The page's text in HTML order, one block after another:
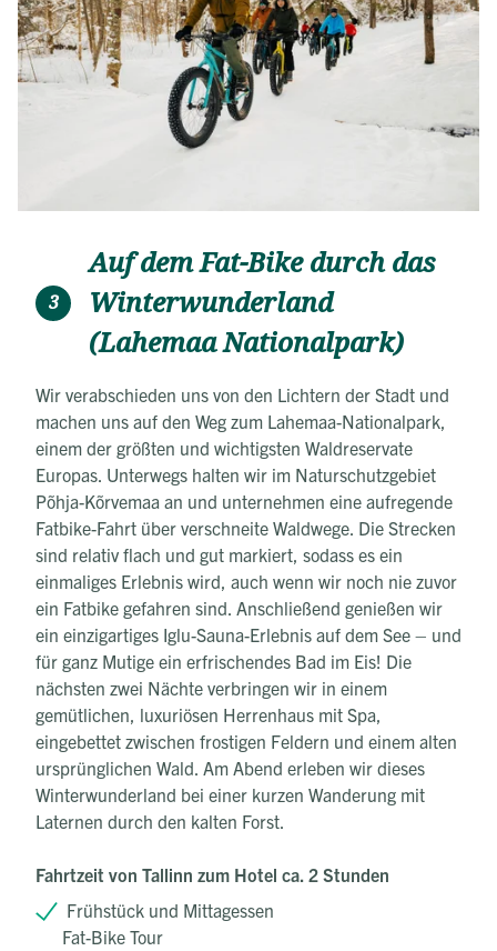
3
Auf dem Fat-Bike durch das
Winterwunderland
(Lahemaa Nationalpark)
Wir verabschieden uns von den Lichtern der Stadt und
machen uns auf den Weg zum Lahemaa-Nationalpark,
einem der größten und wichtigsten Waldreservate
Europas. Unterwegs halten wir im Naturschutzgebiet
Põhja-Kõrvemaa an und unternehmen eine aufregende
Fatbike-Fahrt über verschneite Waldwege. Die Strecken
sind relativ flach und gut markiert, sodass es ein
einmaliges Erlebnis wird, auch wenn wir noch nie zuvor
ein Fatbike gefahren sind. Anschließend genießen wir
ein einzigartiges Iglu-Sauna-Erlebnis auf dem See – und
für ganz Mutige ein erfrischendes Bad im Eis! Die
nächsten zwei Nächte verbringen wir in einem
gemütlichen, luxuriösen Herrenhaus mit Spa,
eingebettet zwischen frostigen Feldern und einem alten
ursprünglichen Wald. Am Abend erleben wir dieses
Winterwunderland bei einer kurzen Wanderung mit
Laternen durch den kalten Forst.
Fahrtzeit von Tallinn zum Hotel ca. 2 Stunden
Frühstück und Mittagessen
Fat-Bike Tour